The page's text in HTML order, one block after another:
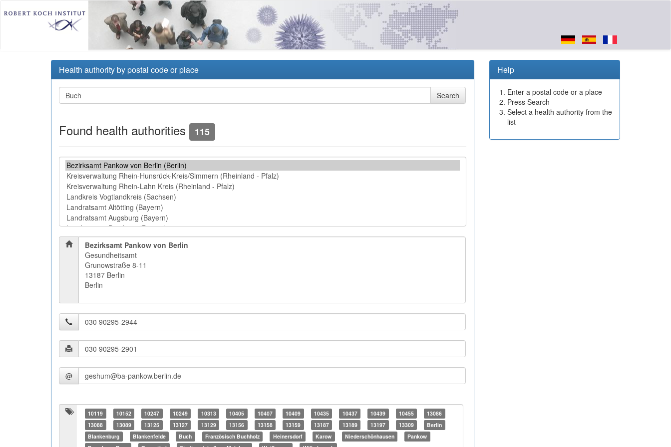
Health authority by postal code or place
Found health authorities 115
Bezirksamt Pankow von Berlin
Gesundheitsamt
Grunowstraße 8-11
13187 Berlin
Berlin
@
10119 10152 10247 10249 10313 10405 10407 10409 10435 10437 10439 10455
13086
13088
13089 13125 13127 13129 13156 13158 13159 13187 13189 13197 13309
Berlin
Blankenburg
Blankenfelde Buch Französisch Buchholz Heinersdorf Karow Niederschönhausen
Pankow
Help
Enter a postal code or a place
Press Search
Select a health authority from the
list